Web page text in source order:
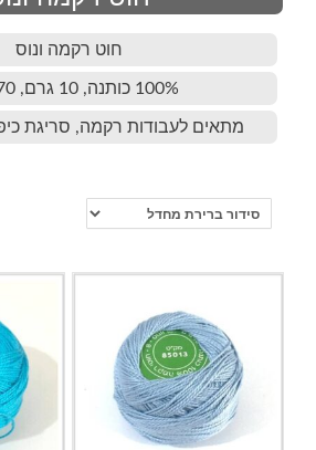
חוט רקמה ונוס
100% כותנה, 10 גרם, 70 מטר
מתאים לעבודות רקמה, סריגת